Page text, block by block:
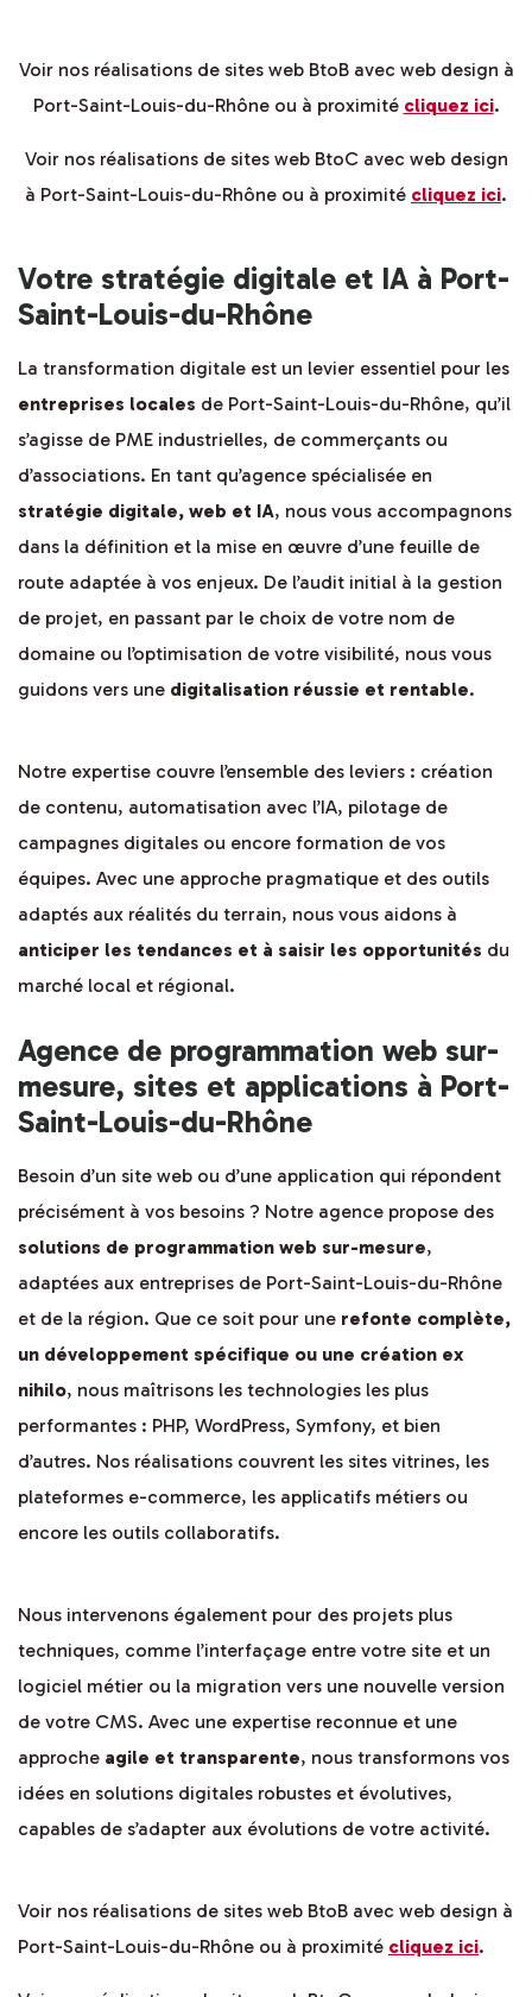
Voir nos réalisations de sites web BtoB avec web design à
Port-Saint-Louis-du-Rhône ou à proximité cliquez ici.
Voir nos réalisations de sites web BtoC avec web design
à Port-Saint-Louis-du-Rhône ou à proximité cliquez ici.
Votre stratégie digitale et IA à Port-
Saint-Louis-du-Rhône
La transformation digitale est un levier essentiel pour les
entreprises locales de Port-Saint-Louis-du-Rhône, qu’il
s’agisse de PME industrielles, de commerçants ou
d’associations. En tant qu’agence spécialisée en
stratégie digitale, web et IA, nous vous accompagnons
dans la définition et la mise en œuvre d’une feuille de
route adaptée à vos enjeux. De l’audit initial à la gestion
de projet, en passant par le choix de votre nom de
domaine ou l’optimisation de votre visibilité, nous vous
guidons vers une digitalisation réussie et rentable.
Notre expertise couvre l’ensemble des leviers : création
de contenu, automatisation avec l’IA, pilotage de
campagnes digitales ou encore formation de vos
équipes. Avec une approche pragmatique et des outils
adaptés aux réalités du terrain, nous vous aidons à
anticiper les tendances et à saisir les opportunités du
marché local et régional.
Agence de programmation web sur-
mesure, sites et applications à Port-
Saint-Louis-du-Rhône
Besoin d’un site web ou d’une application qui répondent
précisément à vos besoins ? Notre agence propose des
solutions de programmation web sur-mesure,
adaptées aux entreprises de Port-Saint-Louis-du-Rhône
et de la région. Que ce soit pour une refonte complète,
un développement spécifique ou une création ex
nihilo, nous maîtrisons les technologies les plus
performantes : PHP, WordPress, Symfony, et bien
d’autres. Nos réalisations couvrent les sites vitrines, les
plateformes e-commerce, les applicatifs métiers ou
encore les outils collaboratifs.
Nous intervenons également pour des projets plus
techniques, comme l’interfaçage entre votre site et un
logiciel métier ou la migration vers une nouvelle version
de votre CMS. Avec une expertise reconnue et une
approche agile et transparente, nous transformons vos
idées en solutions digitales robustes et évolutives,
capables de s’adapter aux évolutions de votre activité.
Voir nos réalisations de sites web BtoB avec web design à
Port-Saint-Louis-du-Rhône ou à proximité cliquez ici.